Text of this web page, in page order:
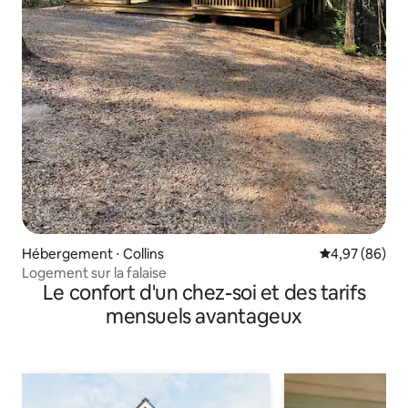
Hébergement ⋅ Collins Évaluation
4,97 (86)
Logement sur la falaise
Le confort d'un chez-soi et des tarifs
mensuels avantageux